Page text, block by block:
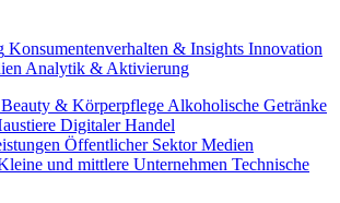
Konsumentenverhalten & Insights Innovation
Analytik & Aktivierung
Beauty & Körperpflege Alkoholische Getränke
Digitaler Handel
Öffentlicher Sektor Medien
und mittlere Unternehmen Technische